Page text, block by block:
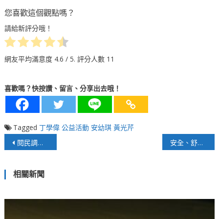
您喜歡這個觀點嗎？
請給新評分哦！
網友平均滿意度 4.6 / 5. 評分人數 11
喜歡嗎？快按讚、留言、分享出去哦！
Tagged 丁學偉 公益活動 安幼琪 黃光芹
文
導
覽
閱民調：若6年內台海開戰，你會願意共赴國難嗎？ 安全、舒適、便捷！新北板橋轉運站3/16起試營運
相關新聞